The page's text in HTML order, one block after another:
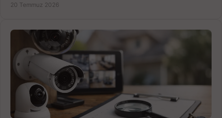
20 Temmuz 2026